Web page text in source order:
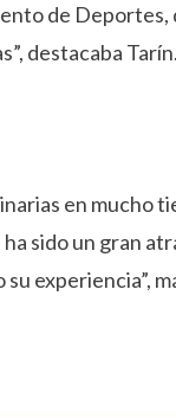
de Deportes,
destacaba Tarín.
en mucho
sido un gran
experiencia”,